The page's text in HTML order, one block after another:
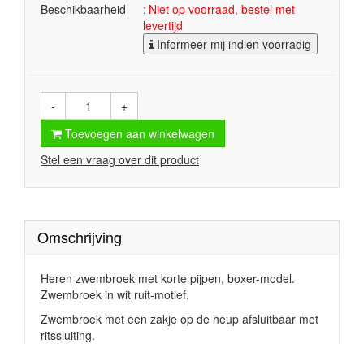
Beschikbaarheid
Niet op voorraad, bestel met
levertijd
Informeer mij indien voorradig
-
+
Toevoegen aan winkelwagen
Stel een vraag over dit product
Omschrijving
Heren zwembroek met korte pijpen, boxer-model.
Zwembroek in wit ruit-motief.
Zwembroek met een zakje op de heup afsluitbaar met
ritssluiting.